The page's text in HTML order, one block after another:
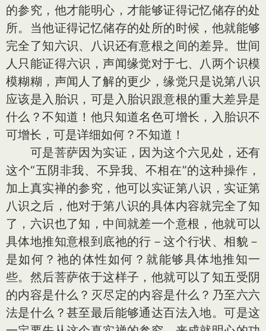
的参究，他才能明心，才能够证得记忆储存的处
所。当他证得记忆储存的处所的时候，他就能够
完全了知六识、八识还有意根之间的差异。世间
人只能证得六识，声闻缘觉对于七、八两个识模
模糊糊，声闻人了解的更少，缘觉只是说第八识
应该是入胎识，可是入胎识跟意根的重大差异是
什么？不知道！他只知道名色可增长，入胎识不
可增长，可是详细如何？不知道！
可是菩萨因为实证，因为这个六见处，还有
这个“五阴非我、不异我、不相在”的这种操作，
加上真实禅的参究，他可以实证第八识，实证第
八识之后，他对于第八识的具体内容就完全了知
了，六识也了知，中间就差一个意根，他就可以
具体地推知意根到底祂的行－这个行状、相貌－
是如何？祂的体性如何？就能够具体地推知一
些。然后菩萨依于这样子，他就可以了知五受阴
的内容是什么？灭尽定的内容是什么？乃至六六
法是什么？甚至最后能够通达百法入地。可是这